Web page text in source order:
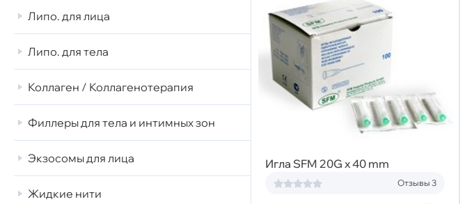
Липо. для лица
Липо. для тела
Коллаген / Коллагенотерапия
Филлеры для тела и интимных зон
Экзосомы для лица
Жидкие нити
Игла SFM 20G x 40 mm
Отзывы 3